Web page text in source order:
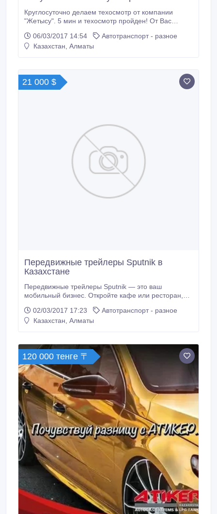
Круглосуточно делаем техосмотр от компании
"Жетысу". 5 мин и техосмотр пройден! От Вас
паспорта и пробег авто. Также делаем
АВТОСТРАХОВКИ - Номад, Евразия и АСКО.
06/03/2017 14:54
Автотранспорт - разное
Казахстан, Алматы
21 000 $
Передвижные трейлеры Sputnik в
Казахстане
Передвижные трейлеры Sputnik — это ваш
мобильный бизнес. Откройте кафе или ресторан,
— всё, на что только хватит вашего воображения.
Бизнес «на колесах» открывает огромные
заведения.
02/03/2017 17:23
Автотранспорт - разное
Казахстан, Алматы
120 000 тенге 〒